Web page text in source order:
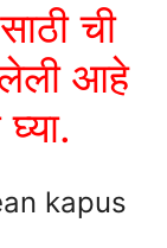
ची
आहे
kapus